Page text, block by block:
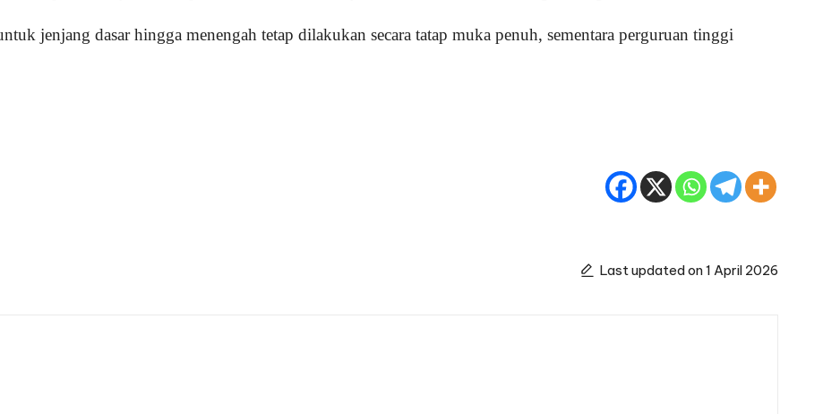
jenjang dasar hingga menengah tetap dilakukan secara tatap muka penuh, sementara perguruan tinggi
Last updated on 1 April 2026